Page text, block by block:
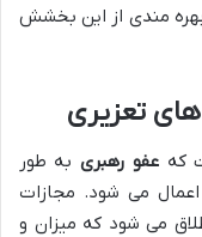
مندی از این بخشش
تعزیری
که عفو رهبری به طور
می شود. مجازات
می شود که میزان و